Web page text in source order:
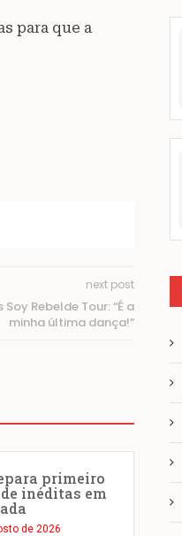
para que a
next post
Rebelde Tour: “É a
minha última dança!”
primeiro
inéditas em
de 2026